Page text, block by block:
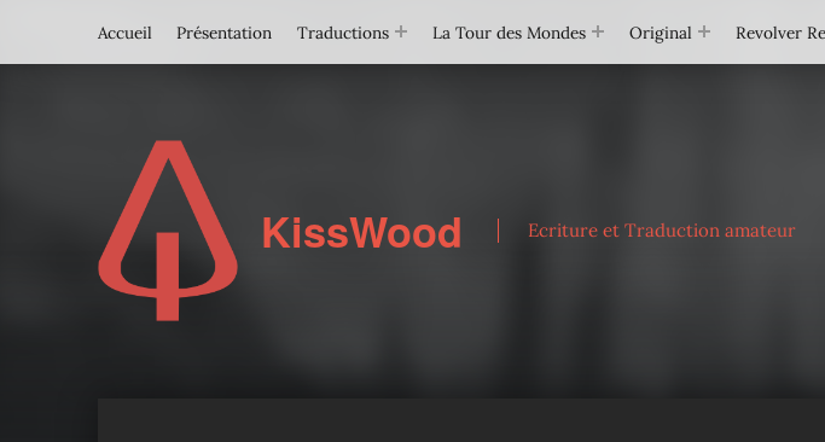
Accueil
Présentation Traductions La Tour des Mondes Original Revolver
KissWood Ecriture et Traduction amateur